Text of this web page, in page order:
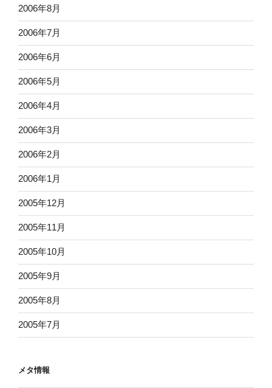
2006年8月
2006年7月
2006年6月
2006年5月
2006年4月
2006年3月
2006年2月
2006年1月
2005年12月
2005年11月
2005年10月
2005年9月
2005年8月
2005年7月
メタ情報